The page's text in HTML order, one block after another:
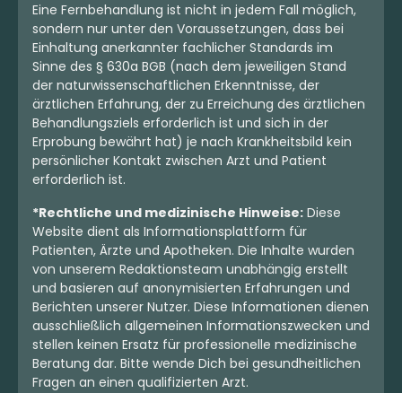
Sativa Blüten
Goldkirsch
4,3 (139)
THC:27,99 CBD: <0,4
4.98 €
Purple Octane
4,2(57)
THC:27,7 % CBD: < 0,4
4.39 €
Eine Fernbehandlung ist nicht in jedem Fall möglich,
sondern nur unter den Voraussetzungen, dass bei
Einhaltung anerkannter fachlicher Standards im
Sinne des § 630a BGB (nach dem jeweiligen Stand
der naturwissenschaftlichen Erkenntnisse, der
ärztlichen Erfahrung, der zu Erreichung des ärztlichen
Behandlungsziels erforderlich ist und sich in der
Erprobung bewährt hat) je nach Krankheitsbild kein
persönlicher Kontakt zwischen Arzt und Patient
erforderlich ist.
*Rechtliche und medizinische Hinweise: Diese
Website dient als Informationsplattform für
Patienten, Ärzte und Apotheken. Die Inhalte wurden
von unserem Redaktionsteam unabhängig erstellt
und basieren auf anonymisierten Erfahrungen und
Berichten unserer Nutzer. Diese Informationen dienen
ausschließlich allgemeinen Informationszwecken und
stellen keinen Ersatz für professionelle medizinische
Beratung dar. Bitte wende Dich bei gesundheitlichen
Fragen an einen qualifizierten Arzt.